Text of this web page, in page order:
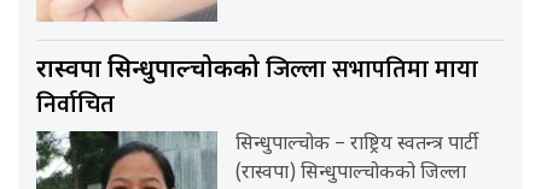
रास्वपा सिन्धुपाल्चोककोजिल्ला सभापतिमा माया
निर्वाचित
सिन्धुपाल्चोक – राष्ट्रिय स्वतन्त्र पार्टी
(रास्वपा) सिन्धुपाल्चोकको जिल्ला